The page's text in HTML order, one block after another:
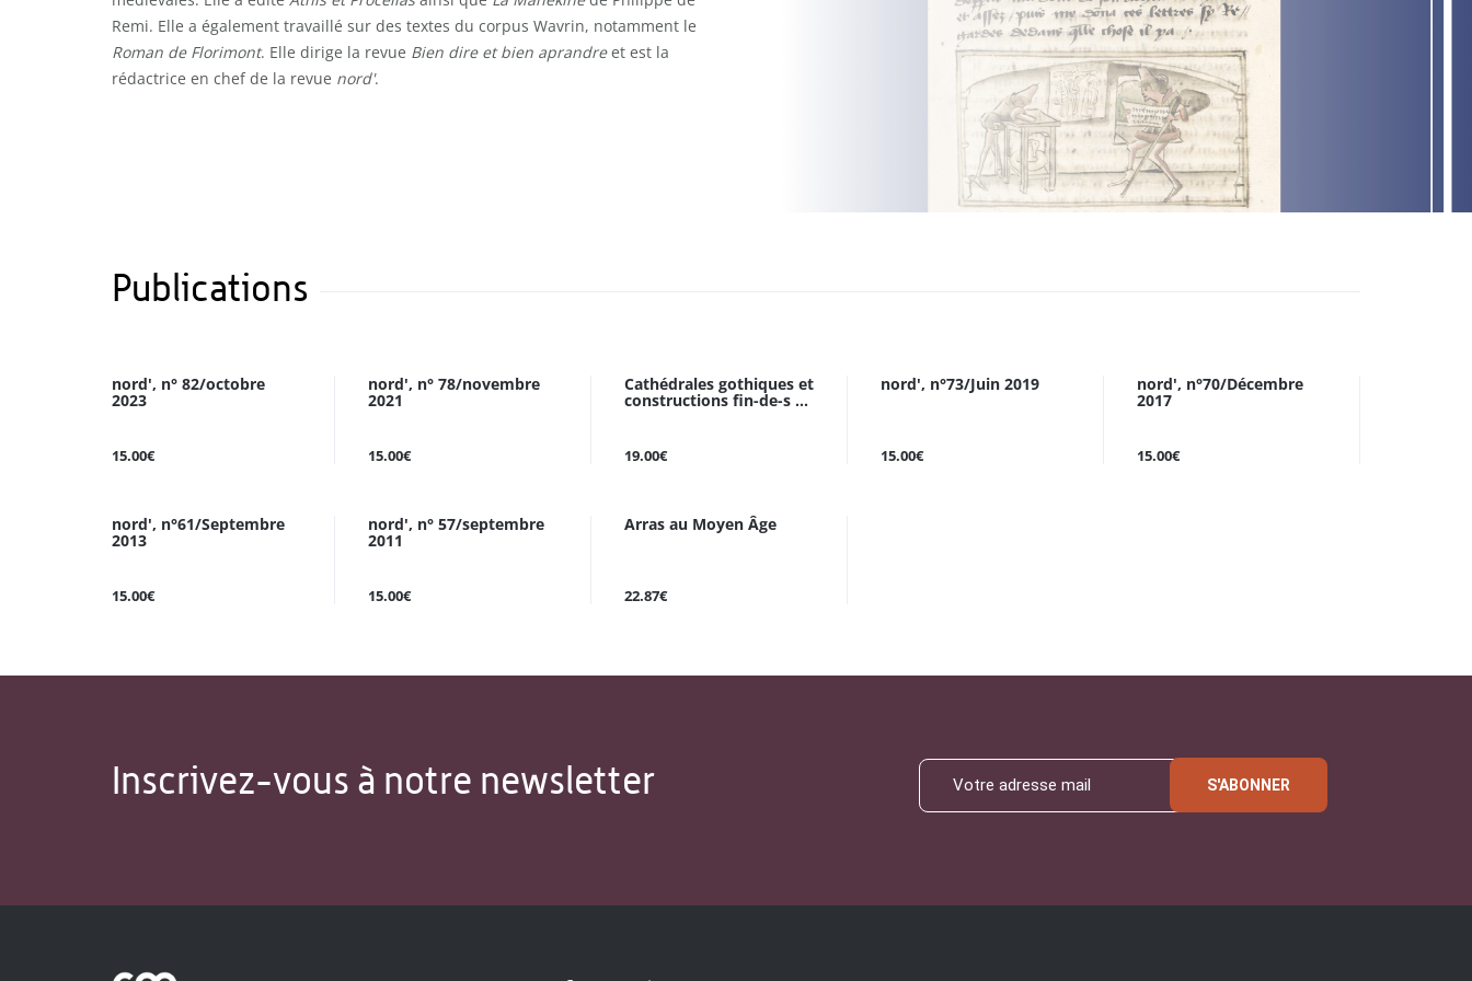
Remi. Elle a également travaillé sur des textes du corpus Wavrin, notamment le
Roman de Florimont. Elle dirige la revue Bien dire et bien aprandreet est la
rédactrice en chef de la revue nord'.
Publications
nord', n° 82/octobre
2023
15.00€
nord', n° 78/novembre
2021
15.00€
Cathédrales gothiques et
constructions fin-de-s ...
19.00€
nord', n°73/Juin 2019
15.00€
nord', n°70/Décembre
2017
15.00€
nord', n°61/Septembre
2013
15.00€
nord', n° 57/septembre
2011
15.00€
Arras au Moyen Âge
22.87€
Inscrivez-vous à notre newsletter S'ABONNER